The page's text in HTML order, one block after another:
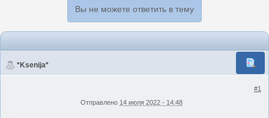
Вы не можете ответить в тему
*Ksenija*
#1
Отправлено 14 июля 2022 - 14:48